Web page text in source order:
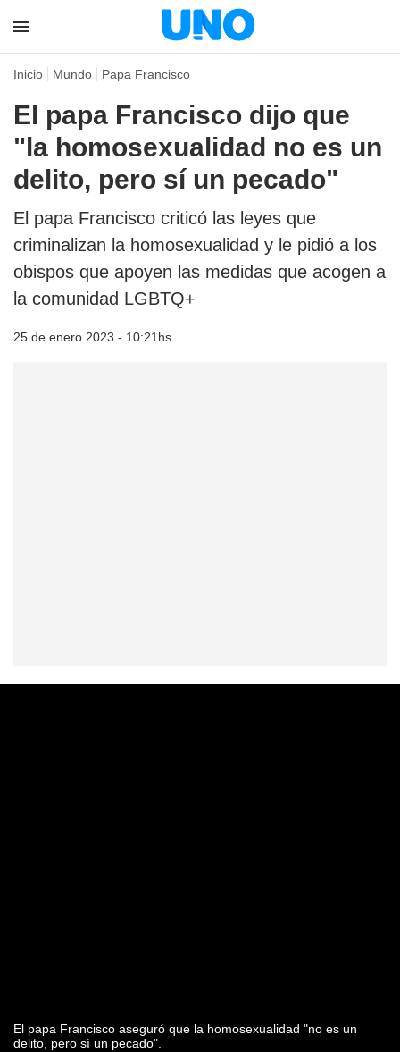
Inicio Mundo Papa Francisco
El papa Francisco dijo que
"la homosexualidad no es un
delito, pero sí un pecado"
El papa Francisco criticó las leyes que
criminalizan la homosexualidad y le pidió a los
obispos que apoyen las medidas que acogen a
la comunidad LGBTQ+
25 de enero 2023 - 10:21hs
El papa Francisco aseguró que la homosexualidad "no es un
delito, pero sí un pecado".